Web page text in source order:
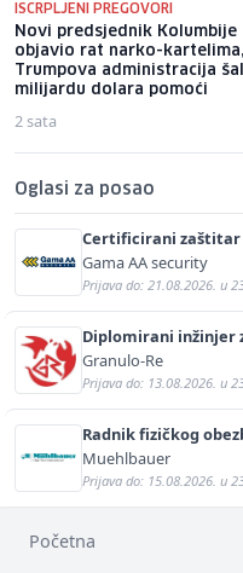
ISCRPLJENI PREGOVORI
Novi predsjednik Kolumbije
objavio rat narko-kartelima,
Trumpova administracija
milijardu dolara pomoći
2 sata
Oglasi za posao
Certificirani zaštitar
predstavništva (m/ž)
Gama AA security
Prijava do: 21.08.2026. u
Diplomirani inžinjer
sigurnosti i pomoći
Granulo-Re
Prijava do: 13.08.2026. u
Radnik fizičkog
Muehlbauer
Prijava do: 15.08.2026. u
Početna